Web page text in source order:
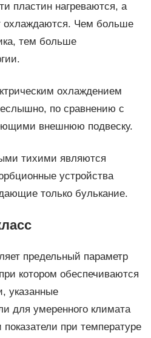
пластин нагреваются, а
охлаждаются. Чем больше
тем больше
охлаждением
по сравнению с
внешнюю подвеску.
тихими являются
устройства
только булькание.
предельный параметр
котором обеспечиваются
указанные
для умеренного климата
при температуре